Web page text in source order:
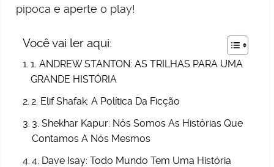
pipoca e aperte o play!
Você vai ler aqui:
1. ANDREW STANTON: AS TRILHAS PARA UMA
GRANDE HISTÓRIA
2. Elif Shafak: A Política Da Ficção
3. Shekhar Kapur: Nós Somos As Histórias Que
Contamos A Nós Mesmos
4. Dave Isay: Todo Mundo Tem Uma História